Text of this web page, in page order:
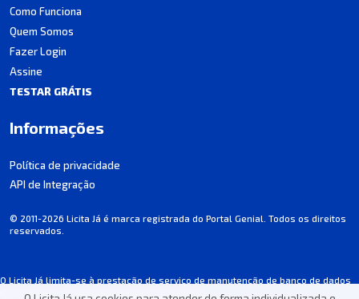
O Licita Já limita-se à prestação de serviço de manutenção de banco de dados
de licitações, não participando dos processos.
Como Funciona
Quem Somos
Fazer Login
Assine
TESTAR GRÁTIS
Informações
Política de privacidade
API de Integração
© 2011-2026 Licita Já é marca registrada do Portal Genial. Todos os direitos
reservados.